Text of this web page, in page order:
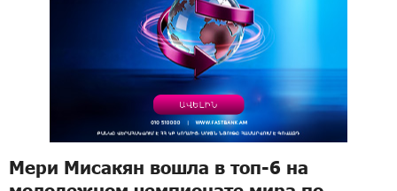
Мери Мисакян вошла в топ-6 на